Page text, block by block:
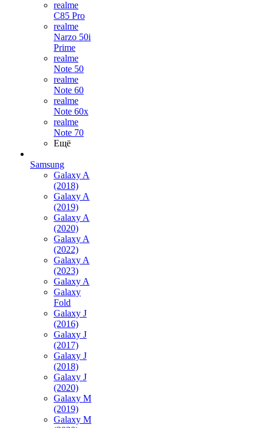
realme
C85 Pro
realme
Narzo 50i
Prime
realme
Note 50
realme
Note 60
realme
Note 60x
realme
Note 70
Ещё
Samsung
Galaxy A
(2018)
Galaxy A
(2019)
Galaxy A
(2020)
Galaxy A
(2022)
Galaxy A
(2023)
Galaxy A
Galaxy
Fold
Galaxy J
(2016)
Galaxy J
(2017)
Galaxy J
(2018)
Galaxy J
(2020)
Galaxy M
(2019)
Galaxy M